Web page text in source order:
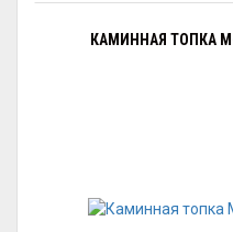
КАМИННАЯ ТОПКА M-